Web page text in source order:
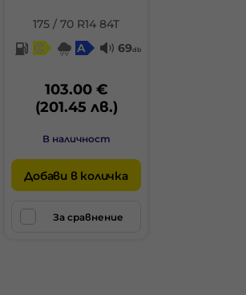
175 / 70 R14 84T
C
A 69db
103.00 €
(201.45 лв.)
В наличност
Добави в количка
За сравнение